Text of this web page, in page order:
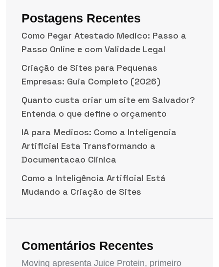
Postagens Recentes
Como Pegar Atestado Medico: Passo a
Passo Online e com Validade Legal
Criação de Sites para Pequenas
Empresas: Guia Completo (2026)
Quanto custa criar um site em Salvador?
Entenda o que define o orçamento
IA para Medicos: Como a Inteligencia
Artificial Esta Transformando a
Documentacao Clinica
Como a Inteligência Artificial Está
Mudando a Criação de Sites
Comentários Recentes
Moving apresenta Juice Protein, primeiro